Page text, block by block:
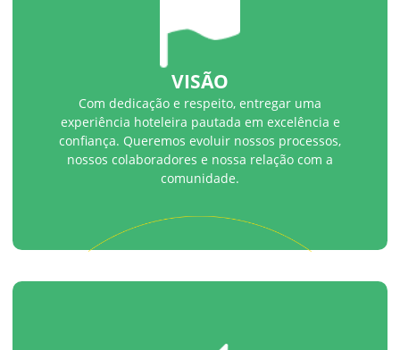
VISÃO
Com dedicação e respeito, entregar uma
experiência hoteleira pautada em excelência e
confiança. Queremos evoluir nossos processos,
nossos colaboradores e nossa relação com a
comunidade.